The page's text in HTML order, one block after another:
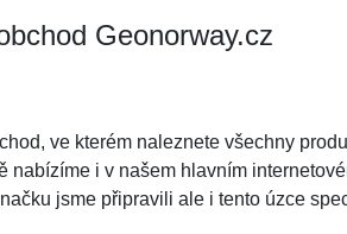
Geonorway.cz
ve kterém naleznete všechny
nabízíme i v našem hlavním
jsme připravili ale i tento úzce